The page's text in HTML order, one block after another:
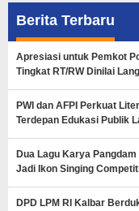
Berita Terbaru
Apresiasi untuk Pemkot
Tingkat RT/RW Dinilai
PWI dan AFPI Perkuat
Terdepan Edukasi Publik
Dua Lagu Karya
Jadi Ikon Singing
DPD LPM RI Kalbar